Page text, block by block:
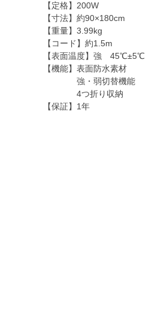
【定格】200W
【寸法】約90×180cm
【重量】3.99kg
【コード】約1.5m
【表面温度】強
【機能】表面防水素材
強・弱切替機能
4つ折り収納
【保証】1年